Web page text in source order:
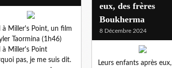
à Miller's Point, un film
Taormina (1h46)
à Miller's Point
pas, je me suis dit.
eux, des frères
Boukherma
8 Décembre 2024
Leurs enfants après eux,